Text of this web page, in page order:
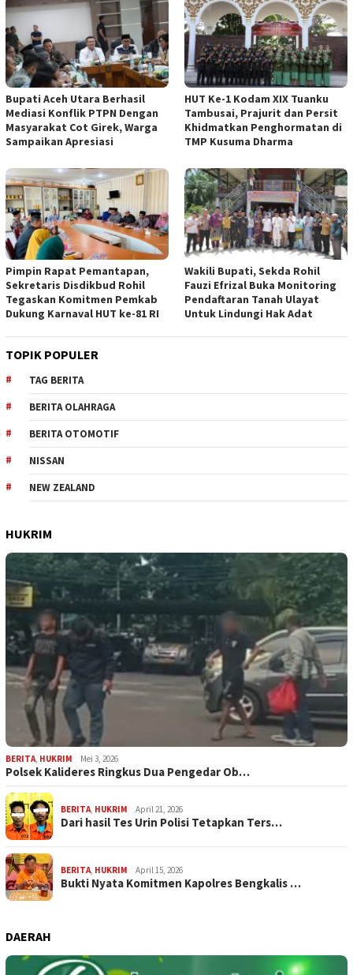
Bupati Aceh Utara Berhasil
Mediasi Konflik PTPN Dengan
Masyarakat Cot Girek, Warga
Sampaikan Apresiasi
HUT Ke-1 Kodam XIX Tuanku
Tambusai, Prajurit dan Persit
Khidmatkan Penghormatan di
TMP Kusuma Dharma
Pimpin Rapat Pemantapan,
Sekretaris Disdikbud Rohil
Tegaskan Komitmen Pemkab
Dukung Karnaval HUT ke-81 RI
Wakili Bupati, Sekda Rohil
Fauzi Efrizal Buka Monitoring
Pendaftaran Tanah Ulayat
Untuk Lindungi Hak Adat
TOPIK POPULER
TAG BERITA
BERITA OLAHRAGA
BERITA OTOMOTIF
NISSAN
NEW ZEALAND
HUKRIM
BERITA HUKRIM Mei 3, 2026
Polsek Kalideres Ringkus Dua Pengedar Ob…
BERITA HUKRIM April 21, 2026
Dari hasil Tes Urin Polisi Tetapkan Ters…
BERITA HUKRIM April 15, 2026
Bukti Nyata Komitmen Kapolres Bengkalis …
DAERAH